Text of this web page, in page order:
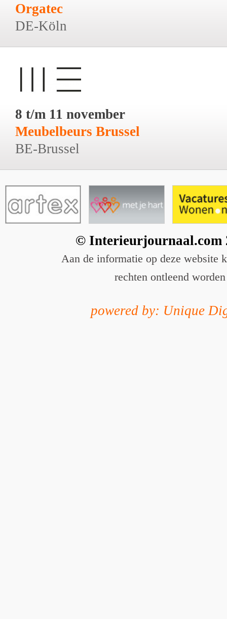
Orgatec
DE-Köln
8 t/m 11 november
Meubelbeurs Brussel
BE-Brussel
© Interieurjournaal.com
Aan de informatie op deze website
rechten ontleend worden
powered by: Unique